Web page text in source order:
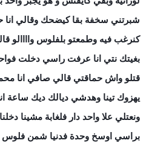
شبرتني سخفة بقا كيضحك وقالي انا
كنرغب فيه وطمعتو بلفلوس واااالو
بغيتك نتي انا عرفت راسي دخلت
قتلو واش حماقتي قالي صافي انا
يهزوك تينا وهدشي ديالك ديك ساعة
ونعتلي علا واحد دار فلغابة مشينا
براسي اوسخ وحدة فدنيا شمن